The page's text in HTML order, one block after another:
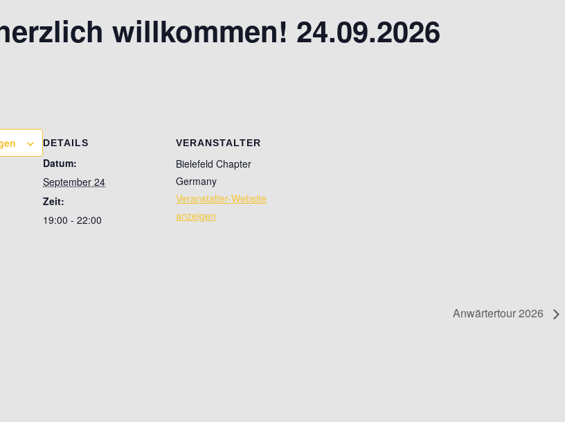
willkommen! 24.09.2026
DETAILS
Datum:
September 24
Zeit:
19:00 - 22:00
VERANSTALTER
Bielefeld Chapter
Germany
Veranstalter-Website
anzeigen
Anwärtertour 2026